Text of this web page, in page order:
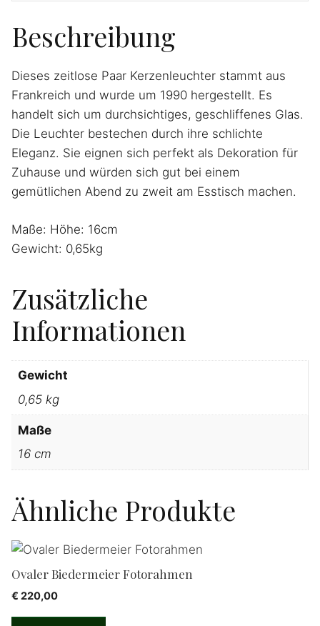
Beschreibung
Dieses zeitlose Paar Kerzenleuchter stammt aus
Frankreich und wurde um 1990 hergestellt. Es
handelt sich um durchsichtiges, geschliffenes Glas.
Die Leuchter bestechen durch ihre schlichte
Eleganz. Sie eignen sich perfekt als Dekoration für
Zuhause und würden sich gut bei einem
gemütlichen Abend zu zweit am Esstisch machen.
Maße: Höhe: 16cm
Gewicht: 0,65kg
Zusätzliche
Informationen
Gewicht
0,65 kg
Maße
16 cm
Ähnliche Produkte
Ovaler Biedermeier Fotorahmen
€ 220,00